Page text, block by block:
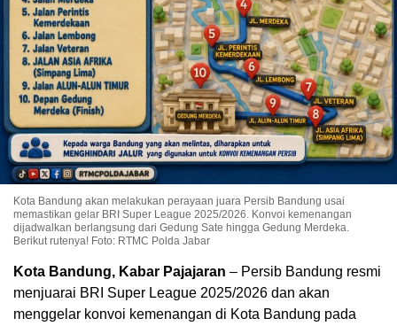
Kota Bandung akan melakukan perayaan juara Persib Bandung usai
memastikan gelar BRI Super League 2025/2026. Konvoi kemenangan
dijadwalkan berlangsung dari Gedung Sate hingga Gedung Merdeka.
Berikut rutenya! Foto: RTMC Polda Jabar
Kota Bandung, Kabar Pajajaran – Persib Bandung resmi
menjuarai BRI Super League 2025/2026 dan akan
menggelar konvoi kemenangan di Kota Bandung pada